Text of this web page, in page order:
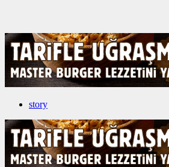
story